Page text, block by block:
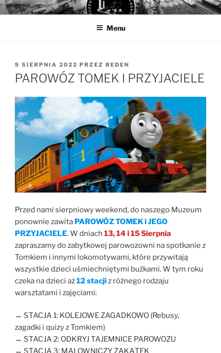
Przejdź
do
MUZEUM KOLEJNICTWA
Muzeum Kolejnictwa na Śląsku w Jaworzynie Śląskiej
Menu
OPUBLIKOWANE
W
9 SIERPNIA 2022 PRZEZ REDEN
PAROWÓZ TOMEK I PRZYJACIELE
Przed nami sierpniowy weekend, do naszego Muzeum
ponownie zawita PAROWÓZ TOMEK i JEGO
PRZYJACIELE. W dniach 13, 14 i 15 Sierpnia
zapraszamy do zabytkowej parowozowni na spotkanie z
Tomkiem i innymi lokomotywami, które przywitają
wszystkie dzieci uśmiechniętymi buźkami. W tym roku
czeka na dzieci aż12 stacjiz różnego rodzaju
warsztatami i zajęciami:
↔️ STACJA 1: KOLEJOWE ZAGADKOWO (Rebusy,
zagadki i quizy z Tomkiem)
↔️ STACJA 2: ODKRYJ TAJEMNICE PAROWOZU
↔️ STACJA 3: MALOWNICZY ZAKĄTEK